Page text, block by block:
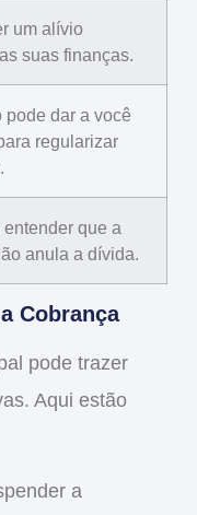
um alívio
suas finanças.
pode dar a você
regularizar
que a
anula a dívida.
Cobrança
pode trazer
Aqui estão
a